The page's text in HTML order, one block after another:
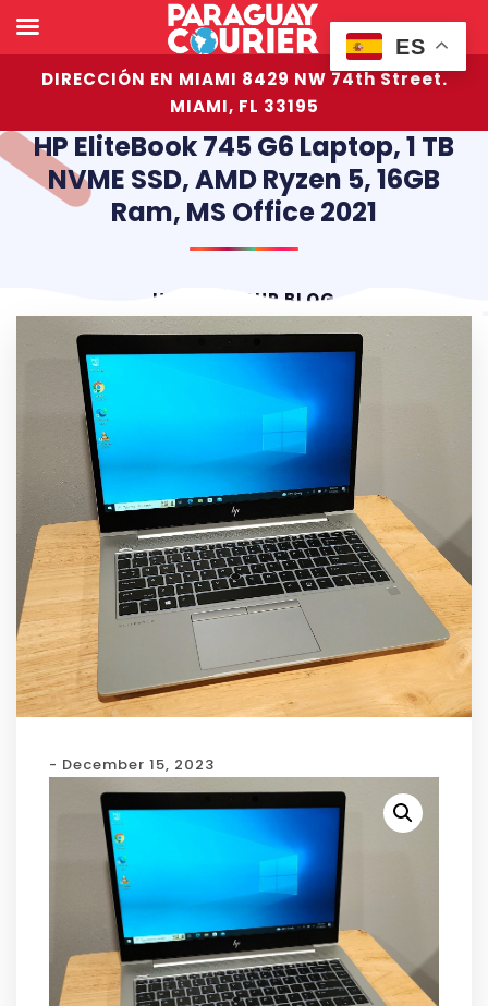
DIRECCIÓN EN MIAMI 8429 NW 74th Street.
MIAMI, FL 33195
HP EliteBook 745 G6 Laptop, 1 TB
NVME SSD, AMD Ryzen 5, 16GB
Ram, MS Office 2021
HOME OUR BLOG
- December 15, 2023
ES